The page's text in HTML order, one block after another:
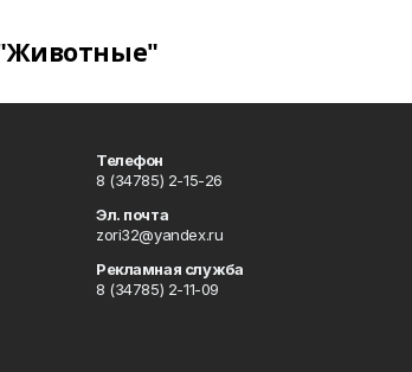
Телефон
8 (34785) 2-15-26
Эл. почта
zori32@yandex.ru
Рекламная служба
8 (34785) 2-11-09